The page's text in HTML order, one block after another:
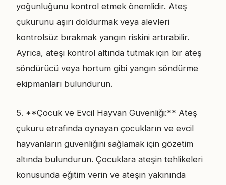
yoğunluğunu kontrol etmek önemlidir. Ateş
çukurunu aşırı doldurmak veya alevleri
kontrolsüz bırakmak yangın riskini artırabilir.
Ayrıca, ateşi kontrol altında tutmak için bir ateş
söndürücü veya hortum gibi yangın söndürme
ekipmanları bulundurun.
5. **Çocuk ve Evcil Hayvan Güvenliği:** Ateş
çukuru etrafında oynayan çocukların ve evcil
hayvanların güvenliğini sağlamak için gözetim
altında bulundurun. Çocuklara ateşin tehlikeleri
konusunda eğitim verin ve ateşin yakınında